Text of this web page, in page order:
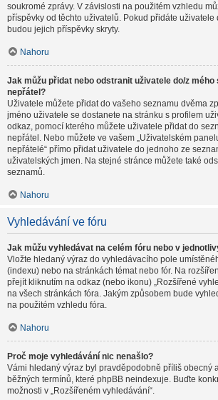
soukromé zprávy. V závislosti na použitém vzhledu
příspěvky od těchto uživatelů. Pokud přidáte uživatele
budou jejich příspěvky skryty.
Nahoru
Jak můžu přidat nebo odstranit uživatele do/z mého
nepřátel?
Uživatele můžete přidat do vašeho seznamu dvěma
jméno uživatele se dostanete na stránku s profilem
odkaz, pomocí kterého můžete uživatele přidat do
nepřátel. Nebo můžete ve vašem „Uživatelském
nepřátelé“ přímo přidat uživatele do jednoho ze
uživatelských jmen. Na stejné stránce můžete také
seznamů.
Nahoru
Vyhledávání ve fóru
Jak můžu vyhledávat na celém fóru nebo v
Vložte hledaný výraz do vyhledávacího pole
(indexu) nebo na stránkách témat nebo fór. Na
přejít kliknutím na odkaz (nebo ikonu) „Rozšířené
na všech stránkách fóra. Jakým způsobem bude
na použitém vzhledu fóra.
Nahoru
Proč moje vyhledávání nic nenašlo?
Vámi hledaný výraz byl pravděpodobně příliš obecný
běžných termínů, které phpBB neindexuje. Buďte
možnosti v „Rozšířeném vyhledávání“.